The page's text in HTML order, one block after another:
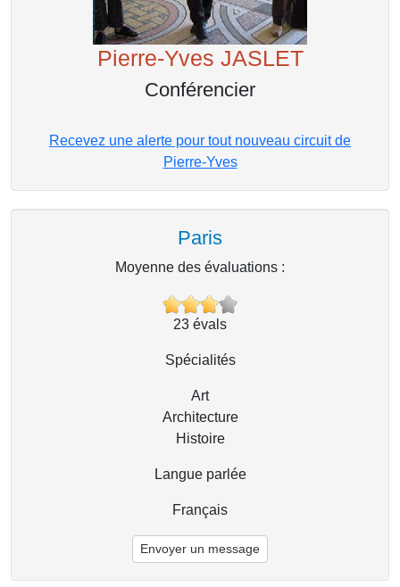
Pierre-Yves JASLET
Conférencier
Recevez une alerte pour tout nouveau circuit de
Pierre-Yves
Paris
Moyenne des évaluations :
23 évals
Spécialités
Art
Architecture
Histoire
Langue parlée
Français
Envoyer un message